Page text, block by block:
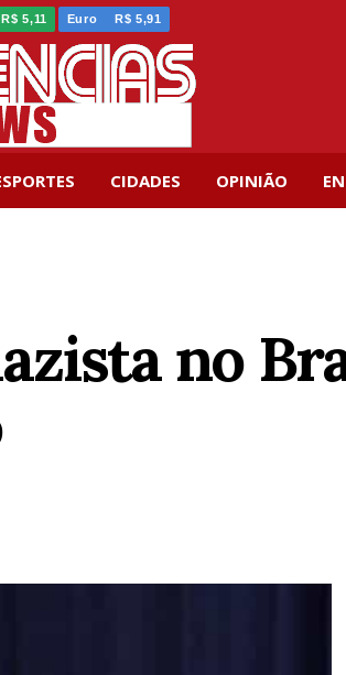
R$ 5,11 Euro R$ 5,91
CIDADES OPINIÃO
no